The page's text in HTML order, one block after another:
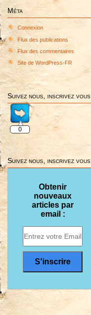
Méta
Connexion
Flux des publications
Flux des commentaires
Site de WordPress-FR
Suivez nous, inscrivez vous
0
Suivez nous, inscrivez vous
Obtenir
nouveaux
articles par
email :